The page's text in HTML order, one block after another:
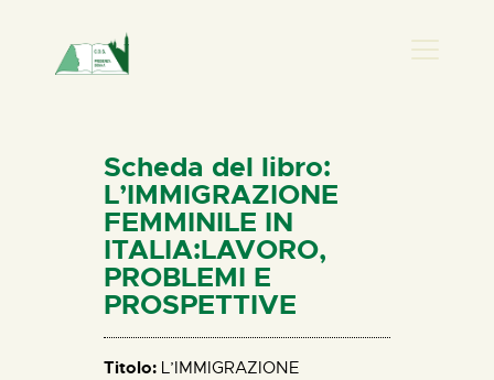
HOME
CHI SIAMO
NEWS
PERCORSI
BIBLIOTECA
CONTATTI
Scheda del libro:
L’IMMIGRAZIONE
FEMMINILE IN
ITALIA:LAVORO,
PROBLEMI E
PROSPETTIVE
Titolo: L’IMMIGRAZIONE